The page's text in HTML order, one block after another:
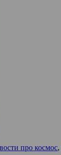
про космос,